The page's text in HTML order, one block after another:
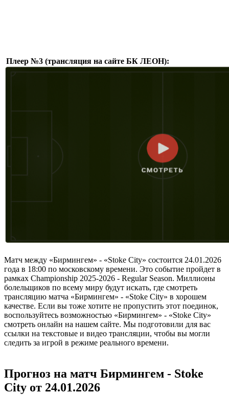
Плеер №3 (трансляция на сайте БК ЛЕОН):
Матч между «Бирмингем» - «Stoke City» состоится 24.01.2026
года в 18:00 по московскому времени. Это событие пройдет в
рамках Championship 2025-2026 - Regular Season. Миллионы
болельщиков по всему миру будут искать, где смотреть
трансляцию матча «Бирмингем» - «Stoke City» в хорошем
качестве. Если вы тоже хотите не пропустить этот поединок,
воспользуйтесь возможностью «Бирмингем» - «Stoke City»
смотреть онлайн на нашем сайте. Мы подготовили для вас
ссылки на текстовые и видео трансляции, чтобы вы могли
следить за игрой в режиме реального времени.
Прогноз на матч Бирмингем - Stoke
City от 24.01.2026